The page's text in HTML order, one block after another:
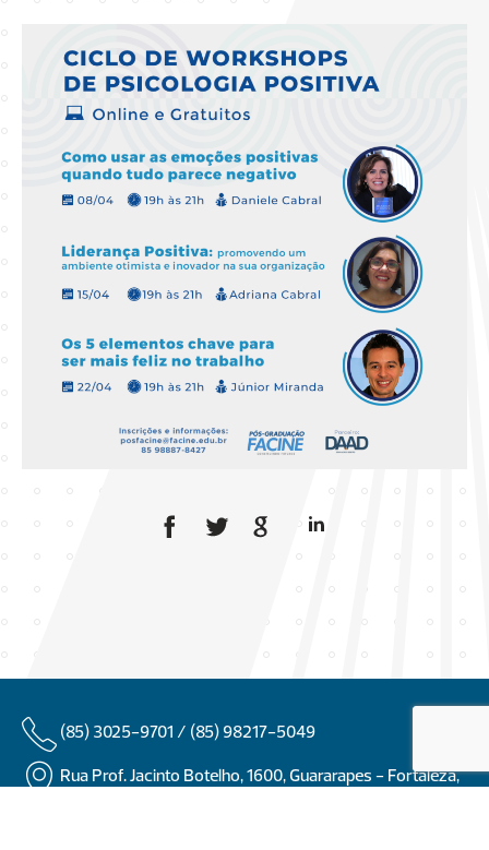
(85) 3025-9701 / (85) 98217-5049
Rua Prof. Jacinto Botelho, 1600, Guararapes - Fortaleza,